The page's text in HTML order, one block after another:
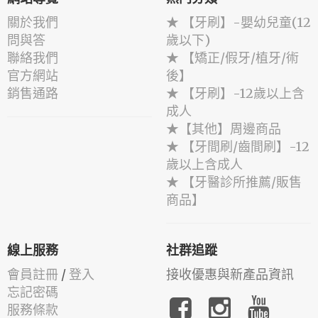
關於我們
問與答
聯絡我們
官方網站
銷售通路
★ 【牙刷】-嬰幼兒童(12
歲以下)
★ 【矯正/假牙/植牙/術
後】
★ 【牙刷】-12歲以上含
成人
★【其他】周邊商品
★ 【牙間刷/齒間刷】-12
歲以上含成人
★ 【牙醫診所推薦/販售
商品】
線上服務
會員註冊 / 登入
忘記密碼
服務條款
社群追蹤
接收優惠與新產品資訊